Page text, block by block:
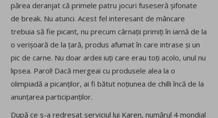
părea deranjat că primele patru jocuri fuseseră șifonate
de break. Nu atunci. Acest fel interesant de mâncare
trebuia să fie picant, nu precum cârnații primiți în iarnă de la
o verișoară de la țară, produs afumat în care intrase și un
pic de carne. Nu doar ardeii iuți care erau toți acolo, unul nu
lipsea. Parol! Dacă mergeai cu produsele alea la o
olimpiadă a picanților, ai fi bătut noțiunea de chilli încă de la
anunțarea participanților.
După ce s-a redresat serviciul lui Karen, numărul 4 mondial